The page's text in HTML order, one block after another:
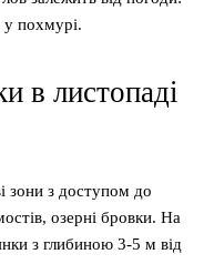
у похмурі.
в листопаді
зони з доступом до
озерні бровки. На
з глибиною 3-5 м від